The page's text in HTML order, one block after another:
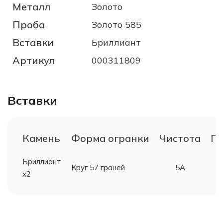
Металл Золото
Проба Золото 585
Вставки Бриллиант
Артикул 000311809
Вставки
Камень Форма огранки Чистота
Бриллиант
х2
Круг 57 граней 5А